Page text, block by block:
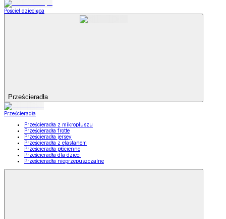
Pościel dziecięca
Prześcieradła
Prześcieradła
Prześcieradła z mikropluszu
Prześcieradła frotte
Prześcieradła jersey
Prześcieradła z elastanem
Prześcieradła płócienne
Prześcieradła dla dzieci
Prześcieradła nieprzepuszczalne